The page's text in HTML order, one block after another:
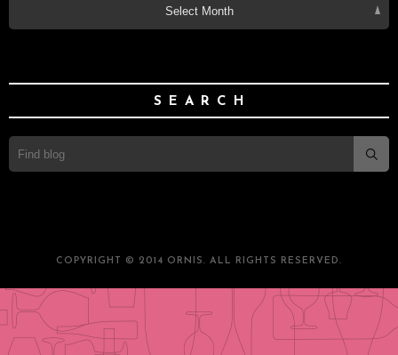
Select Month
SEARCH
COPYRIGHT © 2014 ORNIS. ALL RIGHTS RESERVED.